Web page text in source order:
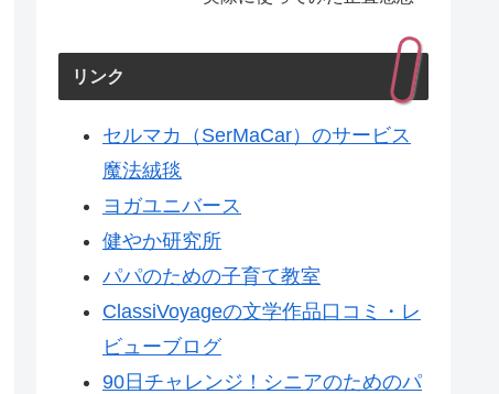
リンク
セルマカ（SerMaCar）のサービス
魔法絨毯
ヨガユニバース
健やか研究所
パパのための子育て教室
ClassiVoyageの文学作品口コミ・レ
ビューブログ
90日チャレンジ！シニアのためのパ